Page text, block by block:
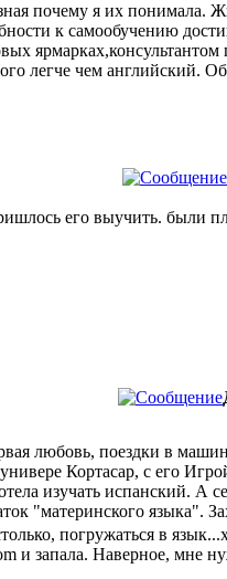
почему я их понимала.
к самообучению
легче чем английский.
его выучить. были
любовь, поездки в
Кортасар, с его
изучать испанский. А
"материнского языка".
погружаться в
и запала. Наверное, мне